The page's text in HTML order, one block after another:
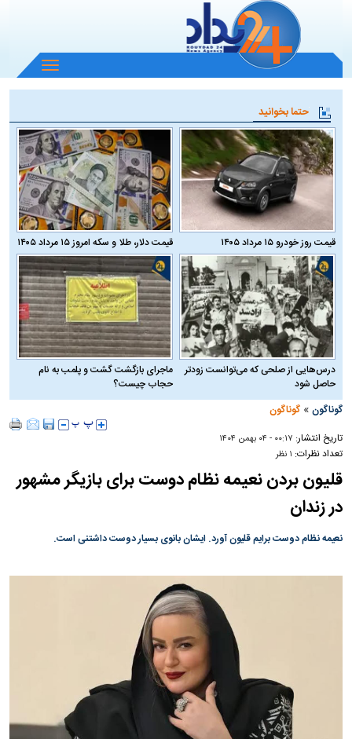
باز
و
منو
حتما بخوانید
قیمت روز خودرو ۱۵ مرداد ۱۴۰۵ قیمت دلار، طلا و سکه امروز ۱۵ مرداد ۱۴۰۵
درس‌هایی از صلحی که می‌توانست زودتر
حاصل شود
ماجرای بازگشت گشت و پلمب به نام
حجاب چیست؟
گوناگون »گوناگون
تاریخ انتشار: ۰۰:۱۷ - ۰۴ بهمن ۱۴۰۴
تعداد نظرات: ۱ نظر
قلیون بردن نعیمه نظام دوست برای بازیگر مشهور
در زندان
نعیمه نظام دوست برایم قلیون آورد. ایشان بانوی بسیار دوست داشتنی است.